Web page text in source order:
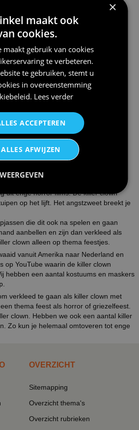
€ 49,95
Moordende clown
kostuum
op voorraad
uit enge horror films. De killer clown
op het lijft. Het angstzweet breekt je
die dit ook na spelen en gaan
aanbellen en zijn dan verkleed als
clown alleen op thema feestjes.
vanuit Amerika naar Nederland en
op YouTube waarin de killer clown
hebben een aantal kostuums en maskers
verkleed te gaan als killer clown met
thema feest als horror of griezelfeest.
clown. Hebben we ook een aantal killer
Zo kun je helemaal omtoveren tot enge
OVERZICHT
Sitemapping
Overzicht thema's
Overzicht rubrieken
×
maakt ook
cookies.
maakt gebruik van cookies
te verbeteren.
te gebruiken, stemt u
in overeenstemming
. Lees verder
ACCEPTEREN
ALLES AFWIJZEN